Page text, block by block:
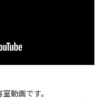
動画です。